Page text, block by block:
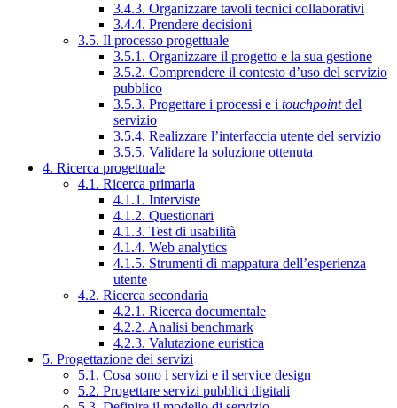
3.4.3. Organizzare tavoli tecnici collaborativi
3.4.4. Prendere decisioni
3.5. Il processo progettuale
3.5.1. Organizzare il progetto e la sua gestione
3.5.2. Comprendere il contesto d’uso del servizio
pubblico
3.5.3. Progettare i processi e i touchpointdel
servizio
3.5.4. Realizzare l’interfaccia utente del servizio
3.5.5. Validare la soluzione ottenuta
4. Ricerca progettuale
4.1. Ricerca primaria
4.1.1. Interviste
4.1.2. Questionari
4.1.3. Test di usabilità
4.1.4. Web analytics
4.1.5. Strumenti di mappatura dell’esperienza
utente
4.2. Ricerca secondaria
4.2.1. Ricerca documentale
4.2.2. Analisi benchmark
4.2.3. Valutazione euristica
5. Progettazione dei servizi
5.1. Cosa sono i servizi e il service design
5.2. Progettare servizi pubblici digitali